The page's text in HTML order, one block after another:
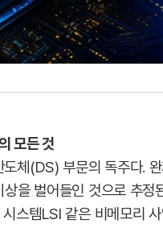
모든 것
체(DS) 부문의 독주다.
을 벌어들인 것으로 추정
스템LSI 같은 비메모리